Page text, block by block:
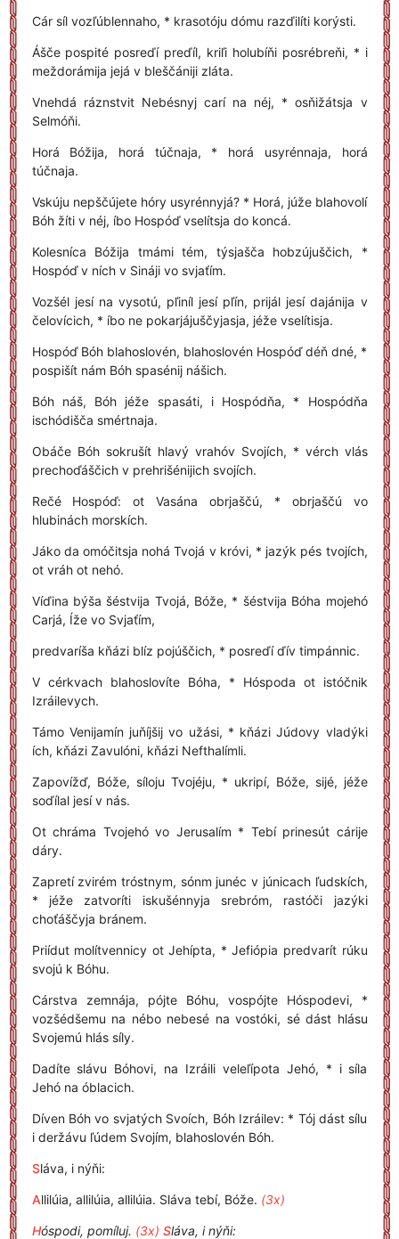
Cár síl vozľúblennaho, * krasotóju dómu razďilíti korýsti.
Ášče pospité posreďí preďíl, kriľi holubíňi posrébreňi, * i
meždorámija jejá v bleščániji zláta.
Vnehdá ráznstvit Nebésnyj carí na néj, * osňižátsja v
Selmóňi.
Horá Bóžija, horá túčnaja, * horá usyrénnaja, horá
túčnaja.
Vskúju nepščújete hóry usyrénnyjá? * Horá, júže blahovolí
Bóh žíti v néj, íbo Hospóď vselítsja do koncá.
Kolesníca Bóžija tmámi tém, týsjašča hobzújuščich, *
Hospóď v ních v Sináji vo svjaťím.
Vozšél jesí na vysotú, pľiníl jesí pľín, prijál jesí dajánija v
čelovícich, * íbo ne pokarjájuščyjasja, jéže vselítisja.
Hospóď Bóh blahoslovén, blahoslovén Hospóď déň dné, *
pospišít nám Bóh spasénij nášich.
Bóh náš, Bóh jéže spasáti, i Hospódňa, * Hospódňa
ischódišča smértnaja.
Obáče Bóh sokrušít hlavý vrahóv Svojích, * vérch vlás
prechoďáščich v prehrišénijich svojích.
Rečé Hospóď: ot Vasána obrjaščú, * obrjaščú vo
hlubinách morskích.
Jáko da omóčitsja nohá Tvojá v króvi, * jazýk pés tvojích,
ot vráh ot nehó.
Víďina býša šéstvija Tvojá, Bóže, * šéstvija Bóha mojehó
Carjá, Íže vo Svjaťím,
predvaríša kňázi blíz pojúščich, * posreďí ďív timpánnic.
V cérkvach blahoslovíte Bóha, * Hóspoda ot istóčnik
Izráilevych.
Támo Venijamín juňíjšij vo užási, * kňázi Júdovy vladýki
ích, kňázi Zavulóni, kňázi Nefthalímli.
Zapovížď, Bóže, síloju Tvojéju, * ukripí, Bóže, sijé, jéže
soďílal jesí v nás.
Ot chráma Tvojehó vo Jerusalím * Tebí prinesút cárije
dáry.
Zapretí zvirém tróstnym, sónm junéc v júnicach ľudskích,
* jéže zatvoríti iskušénnyja srebróm, rastóči jazýki
choťáščyja bránem.
Priídut molítvennicy ot Jehípta, * Jefiópia predvarít rúku
svojú k Bóhu.
Cárstva zemnája, pójte Bóhu, vospójte Hóspodevi, *
vozšédšemu na nébo nebesé na vostóki, sé dást hlásu
Svojemú hlás síly.
Dadíte slávu Bóhovi, na Izráili veleľípota Jehó, * i síla
Jehó na óblacich.
Díven Bóh vo svjatých Svoích, Bóh Izráilev: * Tój dást sílu
i deržávu ľúdem Svojím, blahoslovén Bóh.
Sláva, i nýňi:
Allilúia, allilúia, allilúia. Sláva tebí, Bóže. (3x)
Hóspodi, pomíluj. (3x) Sláva, i nýňi: